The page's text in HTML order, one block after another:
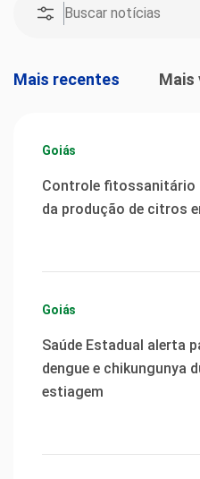
Mais recentes Mais
Goiás
Controle fitossanitário
da produção de citros
Goiás
Saúde Estadual alerta
dengue e chikungunya
estiagem